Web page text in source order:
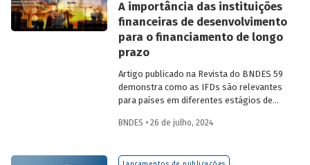
A importância das instituições
financeiras de desenvolvimento
para o financiamento de longo
prazo
Artigo publicado na Revista do BNDES 59
demonstra como as IFDs são relevantes
para países em diferentes estágios de
de estabilidade quanto nos de crise
para o desenvolvimento sustentável.
BNDES • 26 de julho, 2024